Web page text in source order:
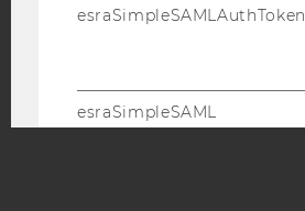
AMBAesraSimpleSAMLAuthToken
esraSimpleSAML